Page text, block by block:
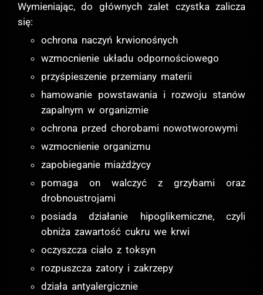
Wymieniając, do głównych zalet czystka zalicza
się:
ochrona naczyń krwionośnych
wzmocnienie układu odpornościowego
przyśpieszenie przemiany materii
hamowanie powstawania i rozwoju stanów
zapalnym w organizmie
ochrona przed chorobami nowotworowymi
wzmocnienie organizmu
zapobieganie miażdżycy
pomaga on walczyć z grzybami oraz
drobnoustrojami
posiada działanie hipoglikemiczne, czyli
obniża zawartość cukru we krwi
oczyszcza ciało z toksyn
rozpuszcza zatory i zakrzepy
działa antyalergicznie